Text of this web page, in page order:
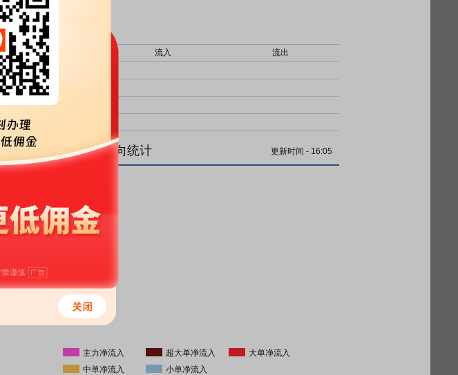
流入
流出
盘后资金流向统计 更新时间 - 16:05
主力净流入 超大单净流入
大单净流入
中单净流入
小单净流入